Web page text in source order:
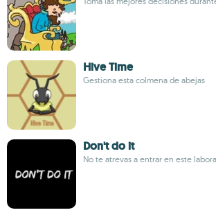
Hive Time
Gestiona esta colmena de abejas
Don't do it
No te atrevas a entrar en este